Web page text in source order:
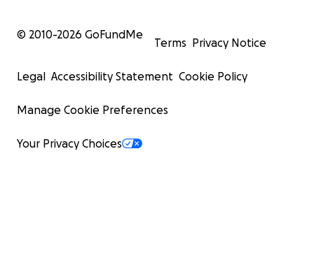
© 2010-2026 GoFundMe
Terms Privacy Notice
Legal Accessibility Statement Cookie Policy
Manage Cookie Preferences
Your Privacy Choices